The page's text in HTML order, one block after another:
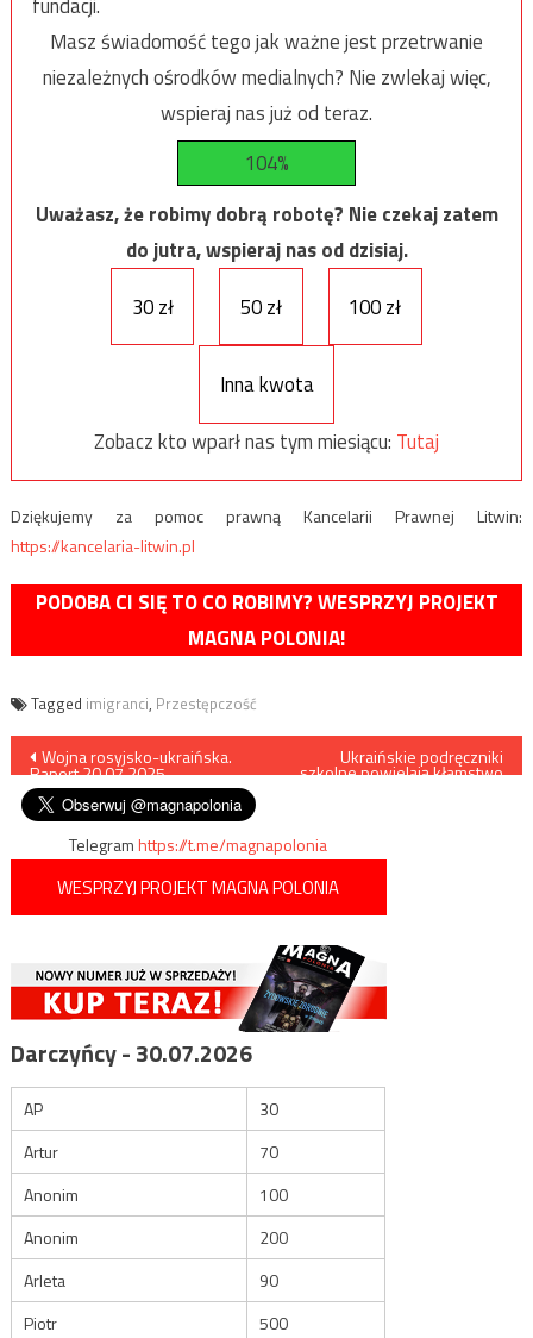
Masz świadomość tego jak ważne jest przetrwanie
niezależnych ośrodków medialnych? Nie zwlekaj więc,
wspieraj nas już od teraz.
104%
Uważasz, że robimy dobrą robotę? Nie czekaj zatem
do jutra, wspieraj nas od dzisiaj.
30 zł
50 zł 100 zł
Inna kwota
Zobacz kto wparł nas tym miesiącu: Tutaj
Dziękujemy za pomoc prawną Kancelarii Prawnej Litwin:
https://kancelaria-litwin.pl
PODOBA CI SIĘ TO CO ROBIMY? WESPRZYJ PROJEKT
MAGNA POLONIA!
Tagged imigranci, Przestępczość
Nawigacja
wpisu
Wojna rosyjsko-ukraińska.
Raport 20.07.2025
Ukraińskie podręczniki
szkolne powielają kłamstwo
Telegramhttps://t.me/magnapolonia
WESPRZYJ PROJEKT MAGNA POLONIA
Darczyńcy - 30.07.2026
AP
30
Artur
70
Anonim
100
Anonim
200
Arleta
90
Piotr
500